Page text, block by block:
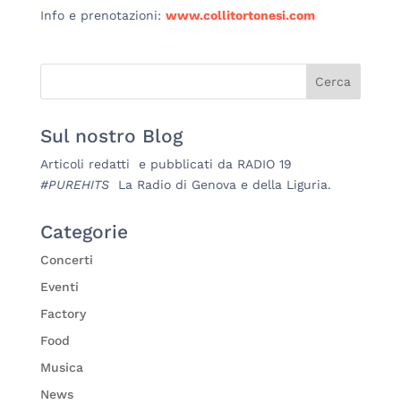
Info e prenotazioni: www.collitortonesi.com
Sul nostro Blog
Articoli redatti e pubblicati da RADIO 19
#PUREHITS La Radio di Genova e della Liguria.
Categorie
Concerti
Eventi
Factory
Food
Musica
News